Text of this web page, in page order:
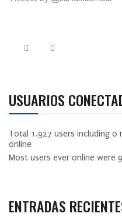
USUARIOS
Total 1.927 users including 0
online
Most users ever online were
ENTRADAS